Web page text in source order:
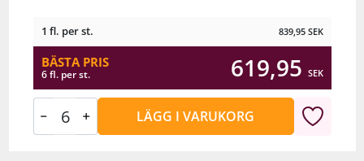
1 fl. per st. 839,95 SEK
BÄSTA PRIS
6 fl. per st. 619,95 SEK
LÄGG I VARUKORG